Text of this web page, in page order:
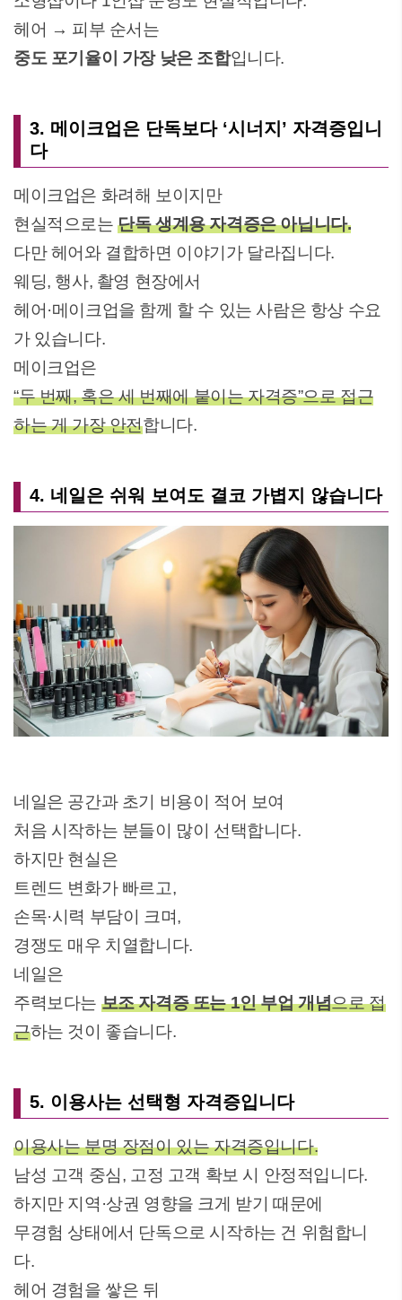
헤어 → 피부 순서는
중도 포기율이 가장 낮은 조합입니다.
3. 메이크업은 단독보다 ‘시너지’ 자격증입니
다
메이크업은 화려해 보이지만
현실적으로는단독 생계용 자격증은 아닙니다.
다만 헤어와 결합하면 이야기가 달라집니다.
웨딩, 행사, 촬영 현장에서
헤어·메이크업을 함께 할 수 있는 사람은 항상 수요
가 있습니다.
메이크업은
“두 번째, 혹은 세 번째에 붙이는 자격증”으로 접근
하는 게 가장 안전합니다.
4. 네일은 쉬워 보여도 결코 가볍지 않습니다
네일은 공간과 초기 비용이 적어 보여
처음 시작하는 분들이 많이 선택합니다.
하지만 현실은
트렌드 변화가 빠르고,
손목·시력 부담이 크며,
경쟁도 매우 치열합니다.
네일은
주력보다는 보조 자격증 또는 1인 부업 개념으로 접
근하는 것이 좋습니다.
5. 이용사는 선택형 자격증입니다
이용사는 분명 장점이 있는 자격증입니다.
남성 고객 중심, 고정 고객 확보 시 안정적입니다.
하지만 지역·상권 영향을 크게 받기 때문에
무경험 상태에서 단독으로 시작하는 건 위험합니
다.
헤어 경험을 쌓은 뒤